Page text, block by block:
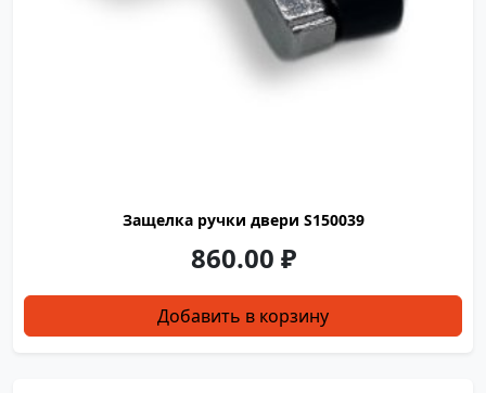
Защелка ручки двери S150039
860.00 ₽
Добавить в корзину